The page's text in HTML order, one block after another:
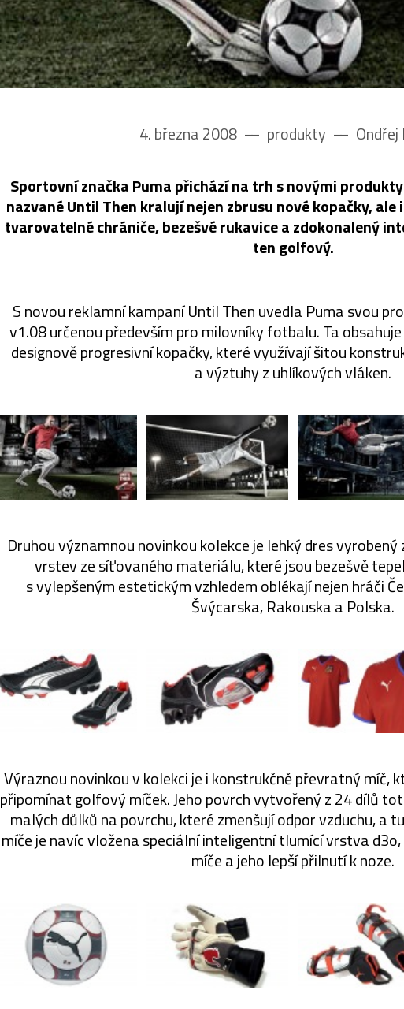
4. března 2008 –– produkty ––
Sportovní značka Puma přichází na trh s novými
nazvané Until Then kralují nejen zbrusu nové kopačky,
tvarovatelné chrániče, bezešvé rukavice a zdokonalený
ten golfový.
S novou reklamní kampaní Until Then uvedla Puma svou
v1.08 určenou především pro milovníky fotbalu. Ta
designově progresivní kopačky, které využívají šitou
a výztuhy z uhlíkových vláken.
Druhou významnou novinkou kolekce je lehký dres
vrstev ze síťovaného materiálu, které jsou bezešvě
s vylepšeným estetickým vzhledem oblékají nejen hráči
Švýcarska, Rakouska a Polska.
Výraznou novinkou v kolekci je i konstrukčně převratný míč,
připomínat golfový míček. Jeho povrch vytvořený z 24 dílů
malých důlků na povrchu, které zmenšují odpor vzduchu, a
míče je navíc vložena speciální inteligentní tlumící vrstva
míče a jeho lepší přilnutí k noze.